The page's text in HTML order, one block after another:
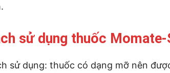
sử dụng thuốc Momate-
sử dụng: thuốc có dạng mỡ nên